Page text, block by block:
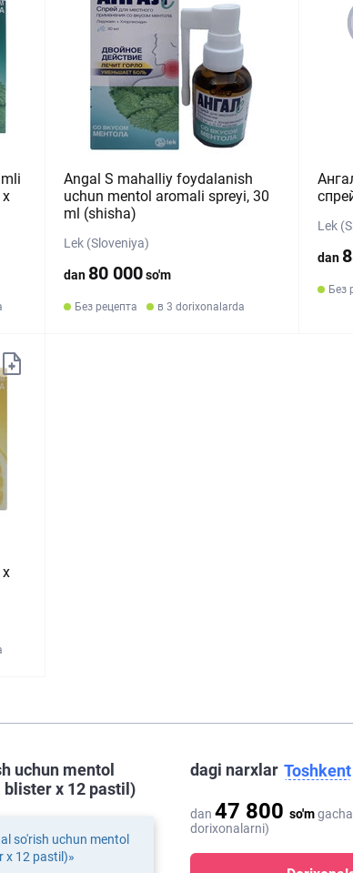
Angal S mahalliy foydalanish
uchun mentol aromali spreyi, 30
ml (shisha)
Lek (Sloveniya)
dan 80 000so'm
Без рецепта в 3 dorixonalarda
Lek
dan
Без
dagi narxlar Toshkent
dan 47 800 so'mgacha
dorixonalarni)
uchun mentol
х 12 pastil)
so'rish uchun mentol
12 pastil)»